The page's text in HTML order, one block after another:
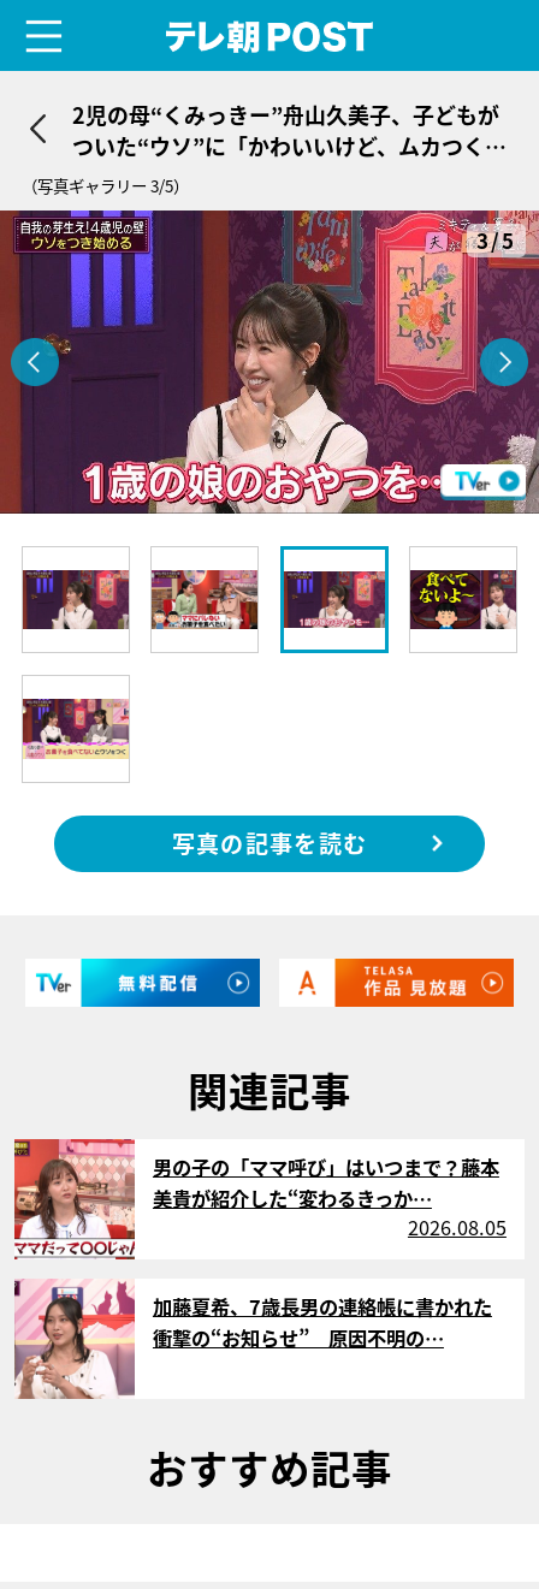
2児の母“くみっきー”舟山久美子、子どもが
ついた“ウソ”に「かわいいけど、ムカつく
～！」
（写真ギャラリー 3/5）
3/5
写真の記事を読む
関連記事
サムネイル
男の子の「ママ呼び」はいつまで？藤本
美貴が紹介した“変わるきっか…
2026.08.05
サムネイル
加藤夏希、7歳長男の連絡帳に書かれた
衝撃の“お知らせ” 原因不明の…
おすすめ記事